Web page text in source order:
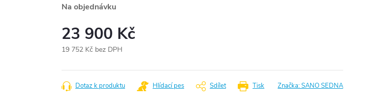
Na objednávku
23 900 Kč
19 752 Kč bez DPH
cena:
Tisk
Dotaz k produktu Hlídací pes Sdílet Značka:SANO SEDNA